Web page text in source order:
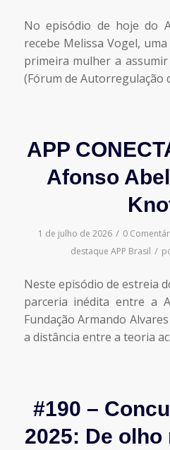
No episódio de hoje do
recebe Melissa Vogel,
primeira mulher a
(Fórum de Autorregulação
APP
Afonso
1 de julho de 2026 / 0
destaque APP Brasil /
Neste episódio de estreia
parceria inédita entre a
Fundação Armando
a distância entre a teoria
#190 –
2025: De